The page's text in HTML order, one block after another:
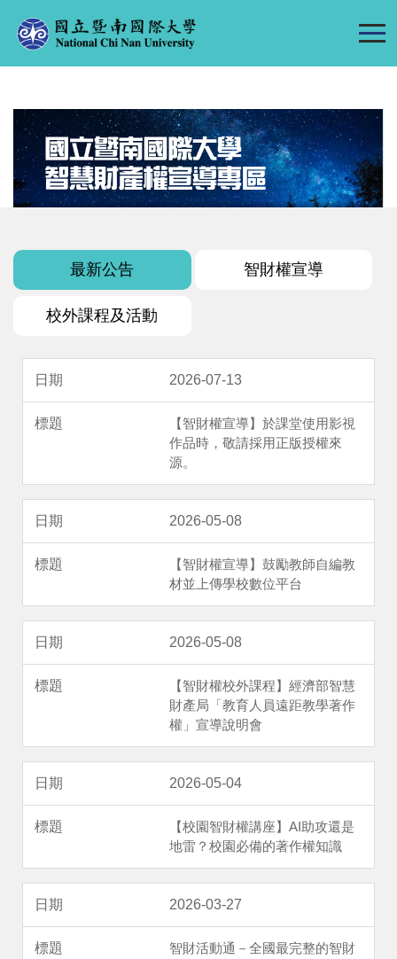
到
容
最新公告 智財權宣導
校外課程及活動
2026-07-13
【智財權宣導】於課堂使用影視
作品時，敬請採用正版授權來
源。
2026-05-08
【智財權宣導】鼓勵教師自編教
材並上傳學校數位平台
2026-05-08
【智財權校外課程】經濟部智慧
財產局「教育人員遠距教學著作
權」宣導說明會
2026-05-04
【校園智財權講座】AI助攻還是
地雷？校園必備的著作權知識
2026-03-27
智財活動通－全國最完整的智財